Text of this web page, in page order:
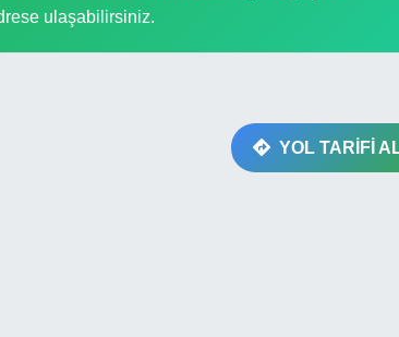
ulaşabilirsiniz.
YOL TARİFİ